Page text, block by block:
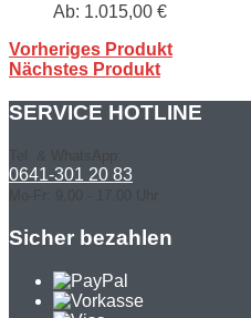
Ab: 1.015,00 €
Vorheriges Produkt
Nächstes Produkt
SERVICE HOTLINE
Tel. & WhatsApp:
0641-301 20 83
Mo-Fr: 9.00 - 17.00 Uhr
Sicher bezahlen